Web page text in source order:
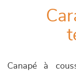
Canapé à